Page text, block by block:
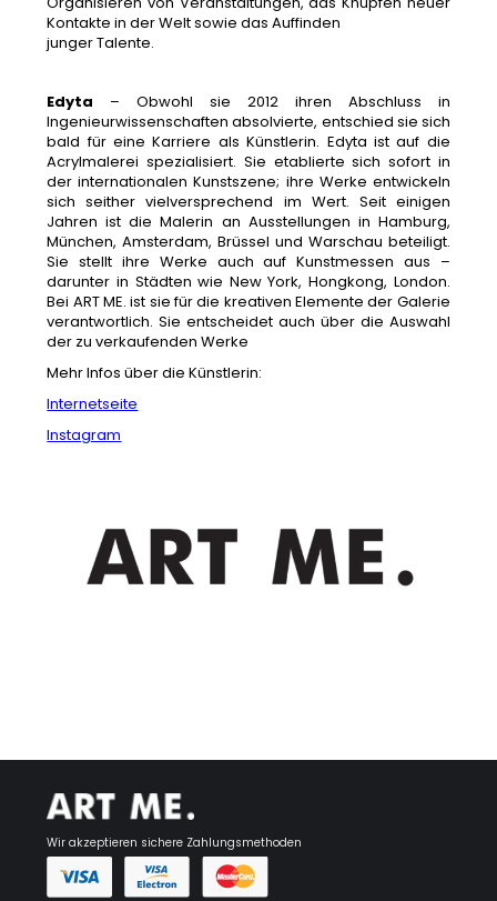
Kontakte in der Welt sowie das Auffinden
junger Talente.
Edyta – Obwohl sie 2012 ihren Abschluss in
Ingenieurwissenschaften absolvierte, entschied sie sich
bald für eine Karriere als Künstlerin. Edyta ist auf die
Acrylmalerei spezialisiert. Sie etablierte sich sofort in
der internationalen Kunstszene; ihre Werke entwickeln
sich seither vielversprechend im Wert. Seit einigen
Jahren ist die Malerin an Ausstellungen in Hamburg,
München, Amsterdam, Brüssel und Warschau beteiligt.
Sie stellt ihre Werke auch auf Kunstmessen aus –
darunter in Städten wie New York, Hongkong, London.
Bei ART ME. ist sie für die kreativen Elemente der Galerie
verantwortlich. Sie entscheidet auch über die Auswahl
der zu verkaufenden Werke
Mehr Infos über die Künstlerin:
Internetseite
Instagram
Wir akzeptieren sichere Zahlungsmethoden